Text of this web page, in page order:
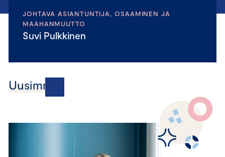
JOHTAVA ASIANTUNTIJA, OSAAMINEN JA
MAAHANMUUTTO
Suvi Pulkkinen
Uusimmat